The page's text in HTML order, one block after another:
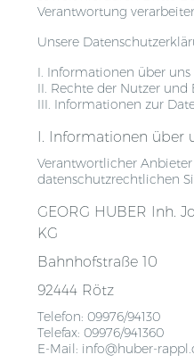
Verantwortung
Unsere
I. Informationen über
II. Rechte der Nutzer und
III. Informationen zur
I. Informationen über
Verantwortlicher
datenschutzrechtlichen
GEORG HUBER Inh.
KG
Bahnhofstraße 10
92444 Rötz
Telefon: 09976/94130
Telefax: 09976/941360
E-Mail: info@huber-